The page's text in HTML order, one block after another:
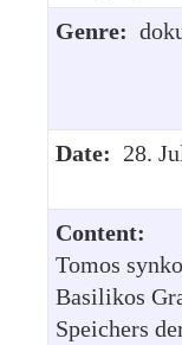
Genre:
Date: 28.
Content:
Tomos
Basilikos
Speichers